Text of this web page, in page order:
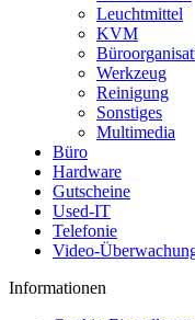
Leuchtmittel
KVM
Werkzeug
Reinigung
Sonstiges
Multimedia
Büro
Hardware
Gutscheine
Used-IT
Telefonie
Video-
Informationen